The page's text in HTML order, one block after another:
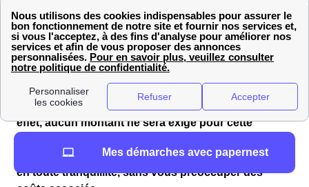
la
souscription avec le
nouveau
fournisseur, ce dernier se chargera de
contacter l'ancien fournisseuret de
procéder à la résiliationpour vous !
Si vous êtes un particulier,
résilier votre contrat de
oud’électricité ne vous coûtera aucun frais
effet, aucun montant ne sera exigé pour cette
déménagement ou changer de fournisseur d’énergie
en toute tranquillité, sans vous préoccuper des
Mes démarches avec papernest